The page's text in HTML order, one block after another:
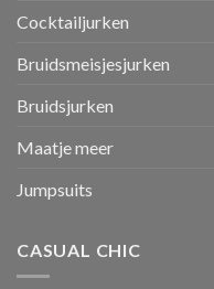
Cocktailjurken
Bruidsmeisjesjurken
Bruidsjurken
Maatje meer
Jumpsuits
CASUAL CHIC